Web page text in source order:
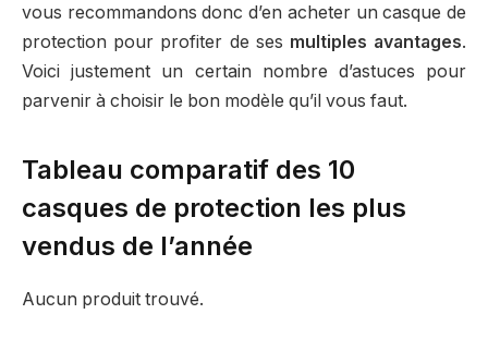
vous recommandons donc d’en acheter un casque de
protection pour profiter de ses multiples avantages.
Voici justement un certain nombre d’astuces pour
parvenir à choisir le bon modèle qu’il vous faut.
Tableau comparatif des 10
casques de protection les plus
vendus de l’année
Aucun produit trouvé.